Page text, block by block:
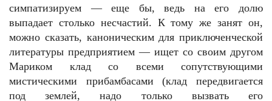
симпатизируем — еще бы, ведь на его долю
выпадает столько несчастий. К тому же занят он,
можно сказать, каноническим для приключенческой
литературы предприятием — ищет со своим другом
Мариком клад со всеми сопутствующими
мистическими прибамбасами (клад передвигается
под землей, надо только вызвать его